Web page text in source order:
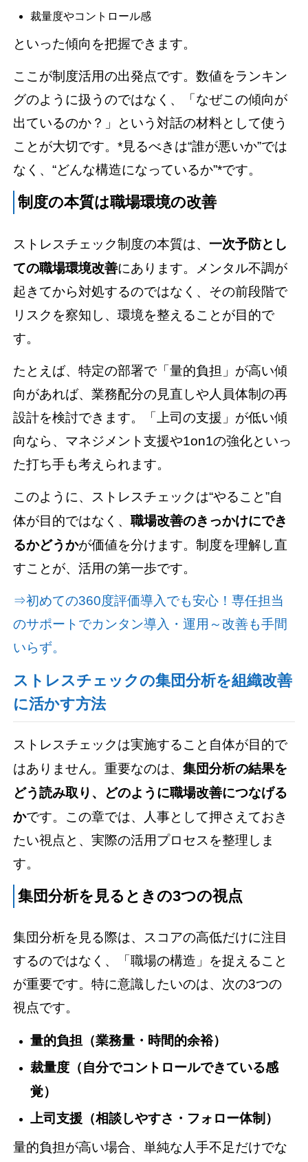
裁量度やコントロール感
といった傾向を把握できます。
ここが制度活用の出発点です。数値をランキン
グのように扱うのではなく、「なぜこの傾向が
出ているのか？」という対話の材料として使う
ことが大切です。*見るべきは“誰が悪いか”では
なく、“どんな構造になっているか”*です。
制度の本質は職場環境の改善
ストレスチェック制度の本質は、一次予防とし
ての職場環境改善にあります。メンタル不調が
起きてから対処するのではなく、その前段階で
リスクを察知し、環境を整えることが目的で
す。
たとえば、特定の部署で「量的負担」が高い傾
向があれば、業務配分の見直しや人員体制の再
設計を検討できます。「上司の支援」が低い傾
向なら、マネジメント支援や1on1の強化といっ
た打ち手も考えられます。
このように、ストレスチェックは“やること”自
体が目的ではなく、職場改善のきっかけにでき
るかどうかが価値を分けます。制度を理解し直
すことが、活用の第一歩です。
⇒初めての360度評価導入でも安心！専任担当
のサポートでカンタン導入・運用～改善も手間
いらず。
ストレスチェックの集団分析を組織改善
に活かす方法
ストレスチェックは実施すること自体が目的で
はありません。重要なのは、集団分析の結果を
どう読み取り、どのように職場改善につなげる
かです。この章では、人事として押さえておき
たい視点と、実際の活用プロセスを整理しま
す。
集団分析を見るときの3つの視点
集団分析を見る際は、スコアの高低だけに注目
するのではなく、「職場の構造」を捉えること
が重要です。特に意識したいのは、次の3つの
視点です。
量的負担（業務量・時間的余裕）
裁量度（自分でコントロールできている感
覚）
上司支援（相談しやすさ・フォロー体制）
量的負担が高い場合、単純な人手不足だけでな